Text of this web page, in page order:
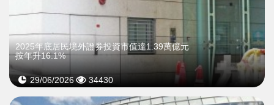
2025年底居民境外證券投資市值達1.39萬億元
按年升16.1%
29/06/2026 34430